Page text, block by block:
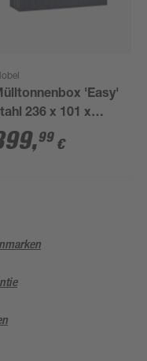
'Easy'
236 x 101 x
cm
,99 €